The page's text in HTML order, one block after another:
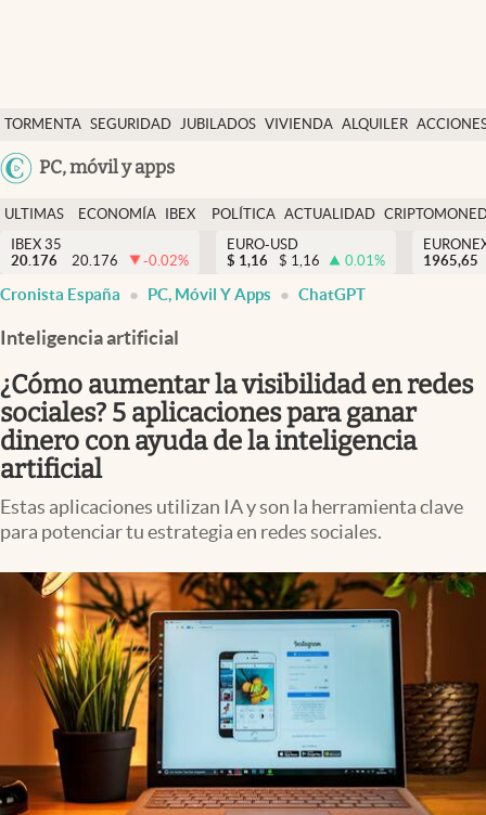
TORMENTA SEGURIDAD JUBILADOS VIVIENDA ALQUILER
USA
PC, móvil y apps
Economía y finanzas
Política
Actualidad
Criptomonedas
España
ULTIMAS
NOTICIAS
ECONOMÍA
FINANZAS
IBEX
EURO
POLÍTICA ACTUALIDAD
IBEX 35
20.176
20.176 -0.02%
EURO-USD
$ 1,16 $ 1,16 0.01%
1965,65
Cronista España PC, Móvil Y Apps ChatGPT
Inteligencia artificial
¿Cómo aumentar la visibilidad en redes
sociales? 5 aplicaciones para ganar
dinero con ayuda de la inteligencia
artificial
Estas aplicaciones utilizan IA y son la herramienta clave
para potenciar tu estrategia en redes sociales.